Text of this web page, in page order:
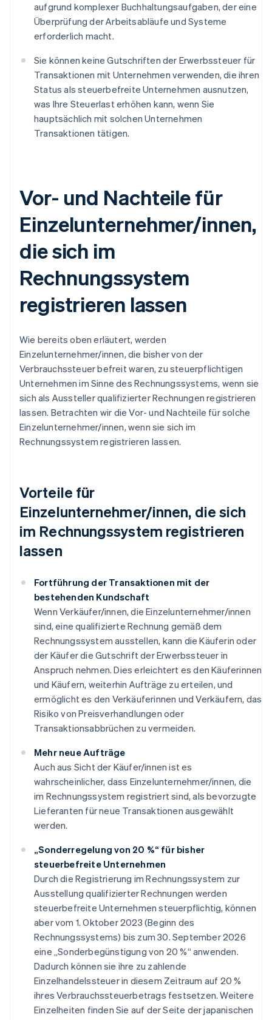
aufgrund komplexer Buchhaltungsaufgaben, der eine
Überprüfung der Arbeitsabläufe und Systeme
erforderlich macht.
Sie können keine Gutschriften der Erwerbssteuer für
Transaktionen mit Unternehmen verwenden, die ihren
Status als steuerbefreite Unternehmen ausnutzen,
was Ihre Steuerlast erhöhen kann, wenn Sie
hauptsächlich mit solchen Unternehmen
Transaktionen tätigen.
Vor- und Nachteile für
Einzelunternehmer/innen,
die sich im
Rechnungssystem
registrieren lassen
Wie bereits oben erläutert, werden
Einzelunternehmer/innen, die bisher von der
Verbrauchssteuer befreit waren, zu steuerpflichtigen
Unternehmen im Sinne des Rechnungssystems, wenn sie
sich als Aussteller qualifizierter Rechnungen registrieren
lassen. Betrachten wir die Vor- und Nachteile für solche
Einzelunternehmer/innen, wenn sie sich im
Rechnungssystem registrieren lassen.
Vorteile für
Einzelunternehmer/innen, die sich
im Rechnungssystem registrieren
lassen
Fortführung der Transaktionen mit der
bestehenden Kundschaft
Wenn Verkäufer/innen, die Einzelunternehmer/innen
sind, eine qualifizierte Rechnung gemäß dem
Rechnungssystem ausstellen, kann die Käuferin oder
der Käufer die Gutschrift der Erwerbssteuer in
Anspruch nehmen. Dies erleichtert es den Käuferinnen
und Käufern, weiterhin Aufträge zu erteilen, und
ermöglicht es den Verkäuferinnen und Verkäufern, das
Risiko von Preisverhandlungen oder
Transaktionsabbrüchen zu vermeiden.
Mehr neue Aufträge
Auch aus Sicht der Käufer/innen ist es
wahrscheinlicher, dass Einzelunternehmer/innen, die
im Rechnungssystem registriert sind, als bevorzugte
Lieferanten für neue Transaktionen ausgewählt
werden.
„Sonderregelung von 20 %“ für bisher
steuerbefreite Unternehmen
Durch die Registrierung im Rechnungssystem zur
Ausstellung qualifizierter Rechnungen werden
steuerbefreite Unternehmen steuerpflichtig, können
aber vom 1. Oktober 2023 (Beginn des
Rechnungssystems) bis zum 30. September 2026
eine „Sonderbegünstigung von 20 %“ anwenden.
Dadurch können sie ihre zu zahlende
Einzelhandelssteuer in diesem Zeitraum auf 20 %
ihres Verbrauchssteuerbetrags festsetzen. Weitere
Einzelheiten finden Sie auf der Seite der japanischen